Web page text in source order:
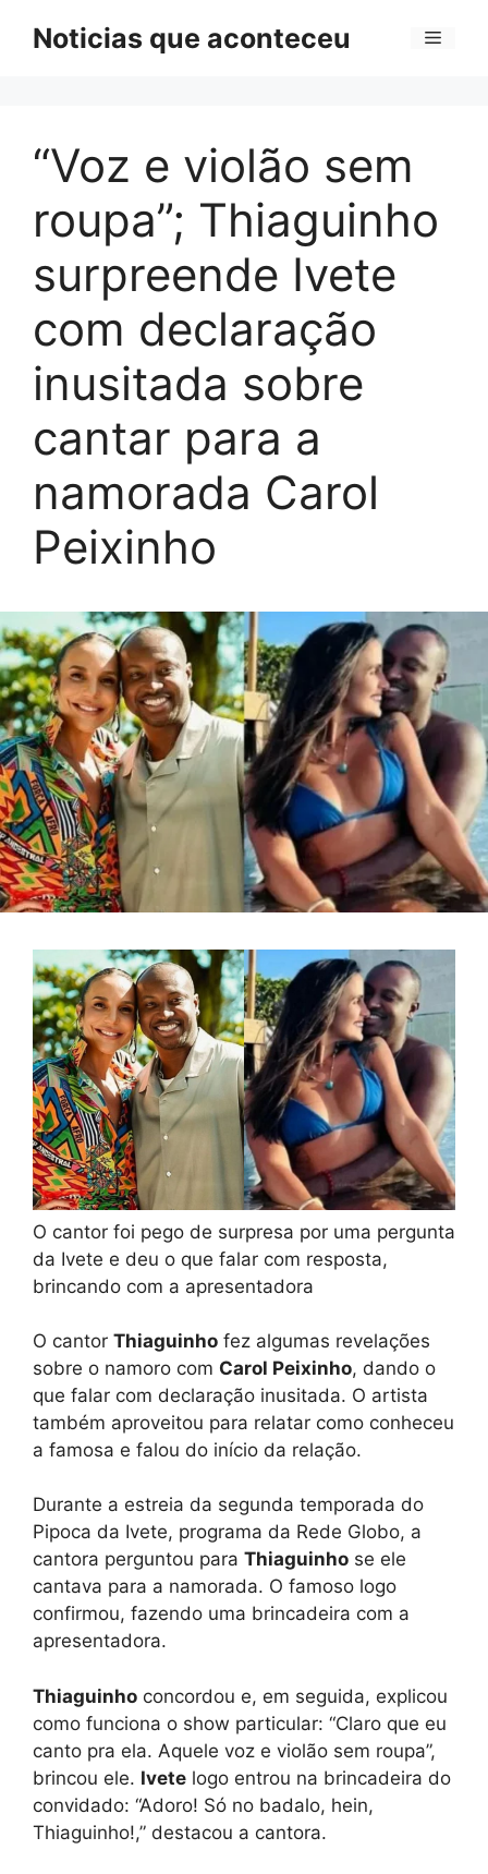
Noticias que aconteceu Menu
“Voz e violão sem
roupa”; Thiaguinho
surpreende Ivete
com declaração
inusitada sobre
cantar para a
namorada Carol
Peixinho
O cantor foi pego de surpresa por uma pergunta
da Ivete e deu o que falar com resposta,
brincando com a apresentadora
O cantor Thiaguinho fez algumas revelações
sobre o namoro com Carol Peixinho, dando o
que falar com declaração inusitada. O artista
também aproveitou para relatar como conheceu
a famosa e falou do início da relação.
Durante a estreia da segunda temporada do
Pipoca da Ivete, programa da Rede Globo, a
cantora perguntou para Thiaguinho se ele
cantava para a namorada. O famoso logo
confirmou, fazendo uma brincadeira com a
apresentadora.
Thiaguinho concordou e, em seguida, explicou
como funciona o show particular: “Claro que eu
canto pra ela. Aquele voz e violão sem roupa”,
brincou ele. Ivete logo entrou na brincadeira do
convidado: “Adoro! Só no badalo, hein,
Thiaguinho!,” destacou a cantora.